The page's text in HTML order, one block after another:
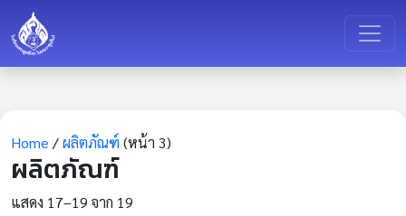
Home /ผลิตภัณฑ์ (หน้า 3)
ผลิตภัณฑ์
แสดง 17–19 จาก 19